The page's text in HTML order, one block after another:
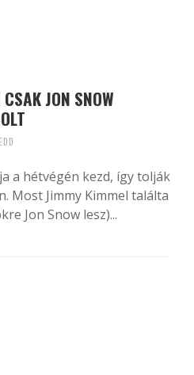
JON SNOW
a hétvégén kezd, így tolják
Most Jimmy Kimmel találta
Jon Snow lesz)...